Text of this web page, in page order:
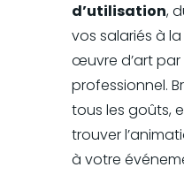
d’utilisation,
vos salariés à
œuvre d’art
professionnel.
tous les goûts,
trouver
à votre